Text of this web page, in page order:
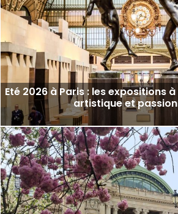
Eté 2026 à Paris : les expositions
artistique et